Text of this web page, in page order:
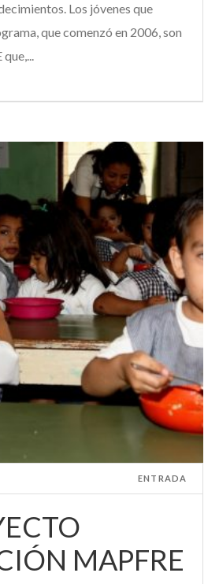
Los jóvenes que
que comenzó en 2006, son
ENTRADA
MAPFRE